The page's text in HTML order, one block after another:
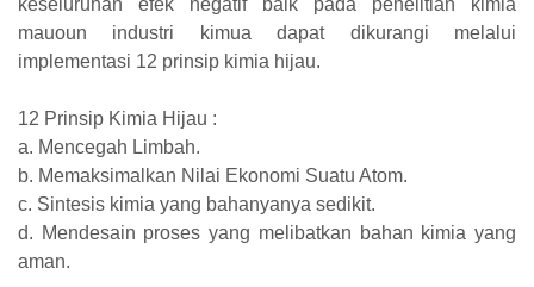
keseluruhan efek negatif baik pada penelitian kimia
mauoun industri kimua dapat dikurangi melalui
implementasi 12 prinsip kimia hijau.
12 Prinsip Kimia Hijau :
a. Mencegah Limbah.
b. Memaksimalkan Nilai Ekonomi Suatu Atom.
c. Sintesis kimia yang bahanyanya sedikit.
d. Mendesain proses yang melibatkan bahan kimia yang
aman.